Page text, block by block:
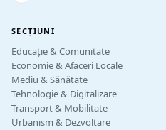
SECȚIUNI
Educație & Comunitate
Economie & Afaceri Locale
Mediu & Sănătate
Tehnologie & Digitalizare
Transport & Mobilitate
Urbanism & Dezvoltare